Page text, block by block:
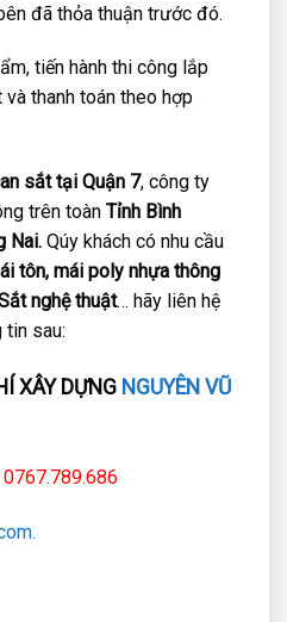
đã thỏa thuận trước đó.
tiến hành thi công lắp
thanh toán theo hợp
sắt tại Quận 7, công ty
trên toàn Tỉnh Bình
Nai. Qúy khách có nhu cầu
tôn, mái poly nhựa thông
nghệ thuật… hãy liên hệ
tin sau:
XÂY DỰNG NGUYÊN VŨ